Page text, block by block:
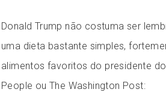
Donald Trump não costuma ser
uma dieta bastante simples,
alimentos favoritos do presidente
People ou The Washington Post: